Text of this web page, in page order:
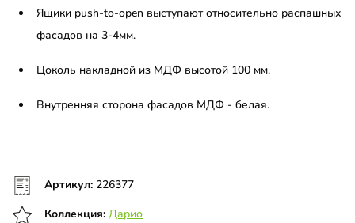
Ящики push-to-open выступают относительно распашных
фасадов на 3-4мм.
Цоколь накладной из МДФ высотой 100 мм.
Внутренняя сторона фасадов МДФ - белая.
Артикул: 226377
Коллекция: Дарио